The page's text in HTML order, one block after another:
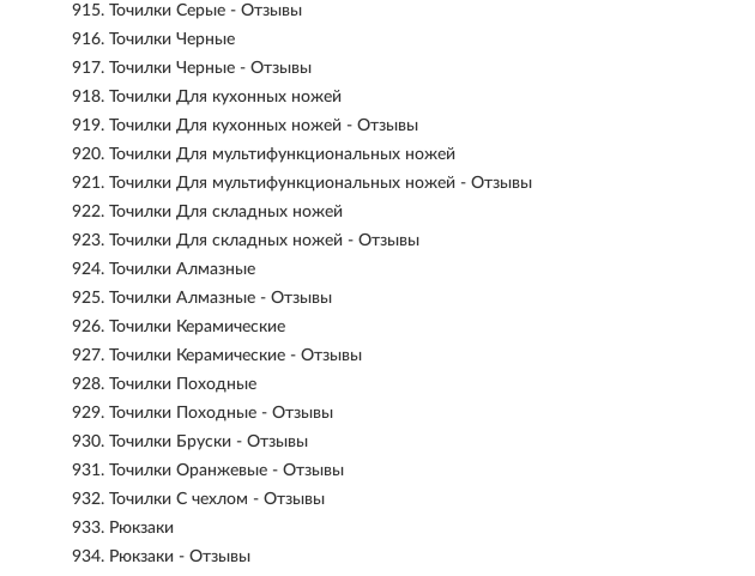
915. Точилки Серые - Отзывы
916. Точилки Черные
917. Точилки Черные - Отзывы
918. Точилки Для кухонных ножей
919. Точилки Для кухонных ножей - Отзывы
920. Точилки Для мультифункциональных ножей
921. Точилки Для мультифункциональных ножей - Отзывы
922. Точилки Для складных ножей
923. Точилки Для складных ножей - Отзывы
924. Точилки Алмазные
925. Точилки Алмазные - Отзывы
926. Точилки Керамические
927. Точилки Керамические - Отзывы
928. Точилки Походные
929. Точилки Походные - Отзывы
930. Точилки Бруски - Отзывы
931. Точилки Оранжевые - Отзывы
932. Точилки С чехлом - Отзывы
933. Рюкзаки
934. Рюкзаки - Отзывы